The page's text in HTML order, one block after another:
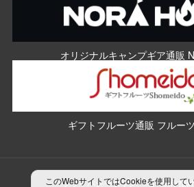
オリジナルキャンプギア通販
ギフトフルーツ通販 フルー
プライバシーポリシー 制作指針
このWebサイトではCookieを使用して